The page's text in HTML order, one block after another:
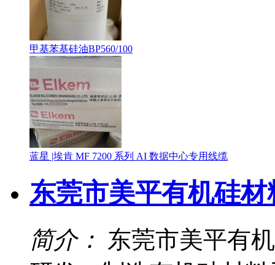
甲基苯基硅油BP560/100
蓝星 |埃肯 MF 7200 系列 AI 数据中心专用线缆
东莞市美平有机硅
简介： 东莞市美平有